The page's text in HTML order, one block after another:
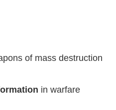
of mass destruction
in warfare